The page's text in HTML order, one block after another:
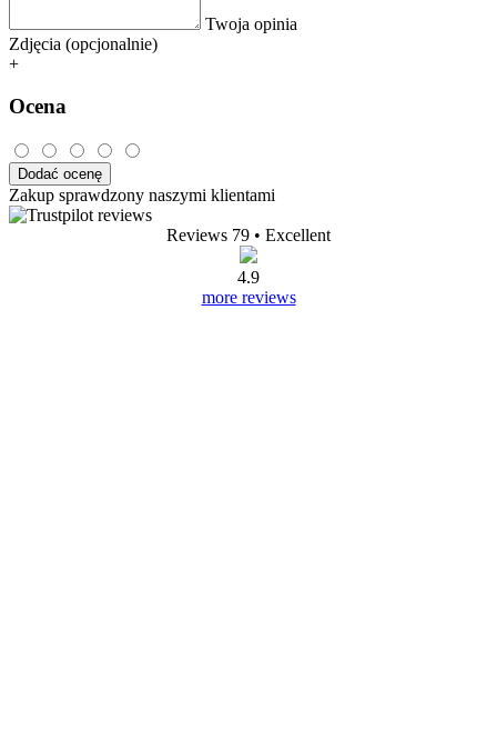
Twoja opinia
Zdjęcia (opcjonalnie)
+
Ocena
Dodać ocenę
Zakup sprawdzony naszymi klientami
Reviews 79 • Excellent
4.9
more reviews